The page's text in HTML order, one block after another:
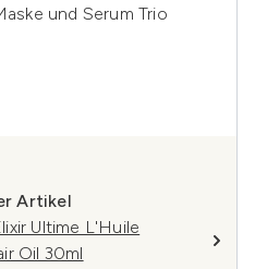
und Serum Trio
Artikel
Ultime L'Huile
Oil 30ml